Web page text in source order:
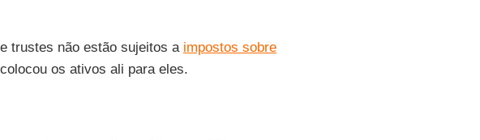
trustes não estão sujeitos a impostos sobre
os ativos ali para eles.